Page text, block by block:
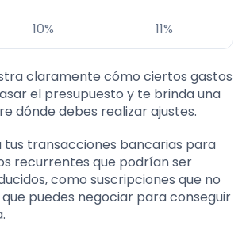
10% 11%
claramente cómo ciertos gastos
el presupuesto y te brinda una
dónde debes realizar ajustes.
tus transacciones bancarias para
recurrentes que podrían ser
como suscripciones que no
que puedes negociar para conseguir